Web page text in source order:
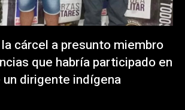
cárcel a presunto miembro
que habría participado en
dirigente indígena